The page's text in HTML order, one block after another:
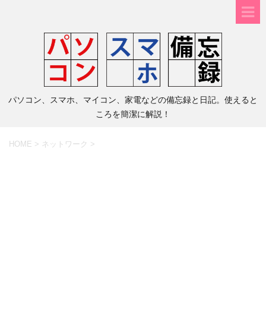
パソコン、スマホ、マイコン、家電などの備忘録と日記。使えると
ころを簡潔に解説！
HOME > ネットワーク >